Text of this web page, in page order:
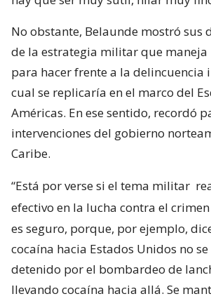
No obstante, Belaunde mostró sus
de la estrategia militar que maneja
para hacer frente a la delincuencia
cual se replicaría en el marco del
Américas. En ese sentido, recordó
intervenciones del gobierno
Caribe.
“Está por verse si el tema militar
efectivo en la lucha contra el
es seguro, porque, por ejemplo,
cocaína hacia Estados Unidos no
detenido por el bombardeo de
llevando cocaína hacia allá. Se